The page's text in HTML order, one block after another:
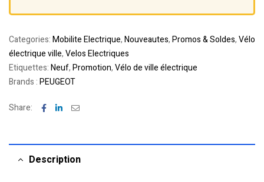
Categories:Mobilite Electrique,Nouveautes,Promos & Soldes,Vélo
électrique ville,Velos Electriques
Etiquettes:Neuf,Promotion,Vélo de ville électrique
Brands :PEUGEOT
Share: Facebook
LinkedinEmail
Description